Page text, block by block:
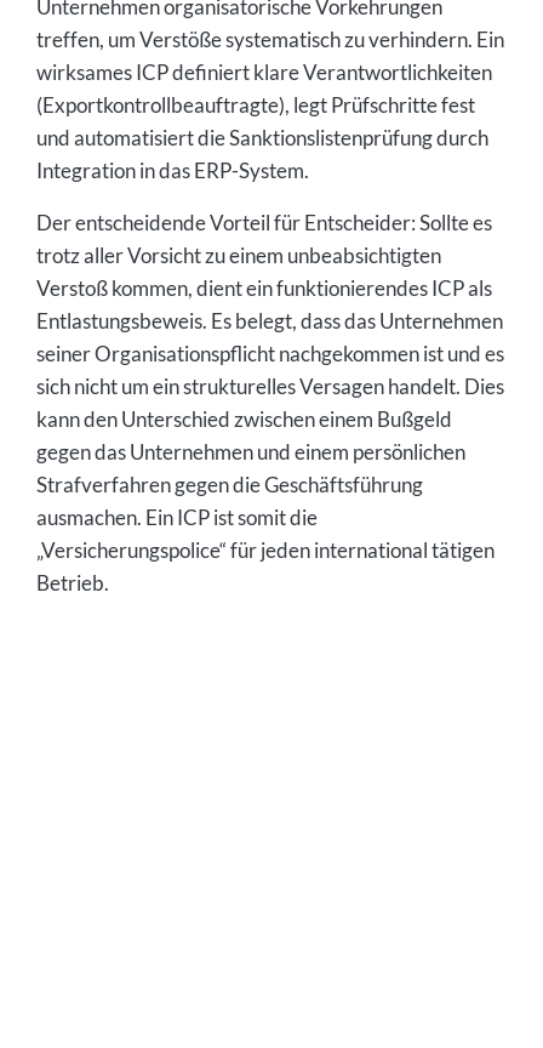
Unternehmen organisatorische Vorkehrungen
treffen, um Verstöße systematisch zu verhindern. Ein
wirksames ICP definiert klare Verantwortlichkeiten
(Exportkontrollbeauftragte), legt Prüfschritte fest
und automatisiert die Sanktionslistenprüfung durch
Integration in das ERP-System.
Der entscheidende Vorteil für Entscheider: Sollte es
trotz aller Vorsicht zu einem unbeabsichtigten
Verstoß kommen, dient ein funktionierendes ICP als
Entlastungsbeweis. Es belegt, dass das Unternehmen
seiner Organisationspflicht nachgekommen ist und es
sich nicht um ein strukturelles Versagen handelt. Dies
kann den Unterschied zwischen einem Bußgeld
gegen das Unternehmen und einem persönlichen
Strafverfahren gegen die Geschäftsführung
ausmachen. Ein ICP ist somit die
„Versicherungspolice“ für jeden international tätigen
Betrieb.